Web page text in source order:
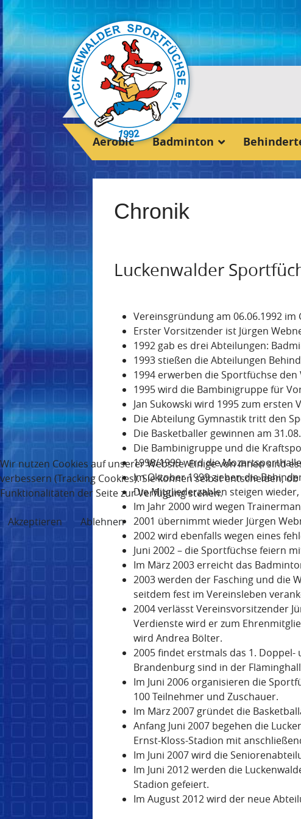
Aerobic Badminton
Chronik
Luckenwalder
Vereinsgründung am 06.06.1992 im
Erster Vorsitzender ist Jürgen
1992 gab es drei Abteilungen:
1993 stießen die Abteilungen
1994 erwerben die Sportfüchse den
1995 wird die Bambinigruppe für
Jan Sukowski wird 1995 zum ersten
Die Abteilung Gymnastik tritt den
Die Basketballer gewinnen am
Die Bambinigruppe und die
1998/1999 wird die
Im Oktober 1999 ziehen die
Die Mitgliederzahlen steigen
Im Jahr 2000 wird wegen
2001 übernimmt wieder Jürgen
2002 wird ebenfalls wegen eines
Juni 2002 – die Sportfüchse feiern
Im März 2003 erreicht das
2003 werden der Fasching und die
seitdem fest im Vereinsleben
2004 verlässt Vereinsvorsitzender
Verdienste wird er zum
wird Andrea Bölter.
2005 findet erstmals das 1.
Brandenburg sind in der
Im Juni 2006 organisieren die
100 Teilnehmer und Zuschauer.
Im März 2007 gründet die
Anfang Juni 2007 begehen die
Ernst-Kloss-Stadion mit
Im Juni 2007 wird die
Im Juni 2012 werden die
Stadion gefeiert.
Im August 2012 wird der neue
Wir nutzen Cookies auf unserer Website. Einige von ihnen sind
verbessern (Tracking Cookies). Sie können selbst entscheiden,
Funktionalitäten der Seite zur Verfügung stehen.
Akzeptieren
Ablehnen